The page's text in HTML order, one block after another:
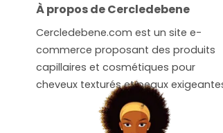
À propos de Cercledebene
Cercledebene.com est un site e-
commerce proposant des produits
capillaires et cosmétiques pour
cheveux texturés et peaux